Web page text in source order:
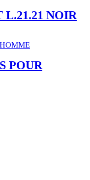
L.21.21 NOIR
POUR